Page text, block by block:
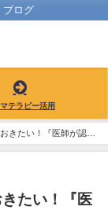
ブログ
テラピー活用
きたい！『医師が認め
きたい！『医